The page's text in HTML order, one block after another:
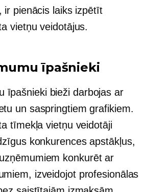
ir pienācis laiks izpētīt
vietņu veidotājus.
īpašnieki
īpašnieki bieži darbojas ar
un saspringtiem grafikiem.
tīmekļa vietņu veidotāji
konkurences apstākļus,
konkurēt ar
izveidojot profesionālas